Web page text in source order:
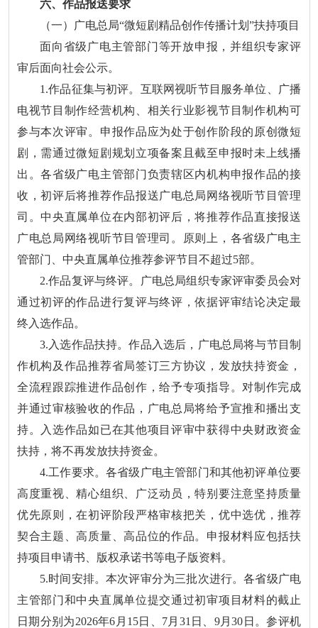
六、作品报送要求
（一）广电总局“微短剧精品创作传播计划”扶持项目
面向省级广电主管部门等开放申报，并组织专家评
审后面向社会公示。
1.作品征集与初评。互联网视听节目服务单位、广播
电视节目制作经营机构、相关行业影视节目制作机构可
参与本次评审。申报作品应为处于创作阶段的原创微短
剧，需通过微短剧规划立项备案且截至申报时未上线播
出。各省级广电主管部门负责辖区内机构申报作品的接
收，初评后将推荐作品报送广电总局网络视听节目管理
司。中央直属单位在内部初评后，将推荐作品直接报送
广电总局网络视听节目管理司。原则上，各省级广电主
管部门、中央直属单位推荐参评节目不超过5部。
2.作品复评与终评。广电总局组织专家评审委员会对
通过初评的作品进行复评与终评，依据评审结论决定最
终入选作品。
3.入选作品扶持。作品入选后，广电总局将与节目制
作机构及作品推荐省局签订三方协议，发放扶持资金，
全流程跟踪推进作品创作，给予专项指导。对制作完成
并通过审核验收的作品，广电总局将给予宣推和播出支
持。入选作品如已在其他项目评审中获得中央财政资金
扶持，将不再发放扶持资金。
4.工作要求。各省级广电主管部门和其他初评单位要
高度重视、精心组织、广泛动员，特别要注意坚持质量
优先原则，在初评阶段严格审核把关，优中选优，推荐
契合主题、高质量、高品位的作品。申报材料应包括扶
持项目申请书、版权承诺书等电子版资料。
5.时间安排。本次评审分为三批次进行。各省级广电
主管部门和中央直属单位提交通过初审项目材料的截止
日期分别为2026年6月15日、7月31日、9月30日。参评机